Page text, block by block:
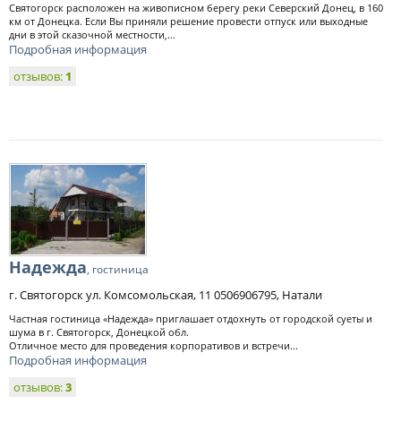
Святогорск расположен на живописном берегу реки Северский Донец, в 160
км от Донецка. Если Вы приняли решение провести отпуск или выходные
дни в этой сказочной местности,...
Подробная информация
отзывов: 1
Надежда, гостиница
г. Святогорск ул. Комсомольская, 11 0506906795, Натали
Частная гостиница «Надежда» приглашает отдохнуть от городской суеты и
шума в г. Святогорск, Донецкой обл.
Отличное место для проведения корпоративов и встречи...
Подробная информация
отзывов:3